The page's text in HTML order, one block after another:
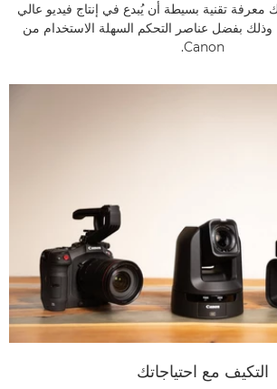
تقنية بسيطة أن يُبدع في إنتاج فيديو عالي
وذلك بفضل عناصر التحكم السهلة الاستخدام من
Canon.
التكيف مع احتياجاتك